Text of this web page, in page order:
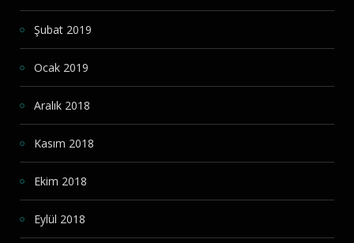
Şubat 2019
Ocak 2019
Aralık 2018
Kasım 2018
Ekim 2018
Eylül 2018